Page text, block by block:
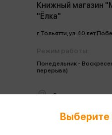
Книжный магазин
"Ёлка"
г. Тольятти, ул. 40 лет
Понедельник -
перерыва)
Смотреть на карте
+7 (8482) 36-65-33
Выберите